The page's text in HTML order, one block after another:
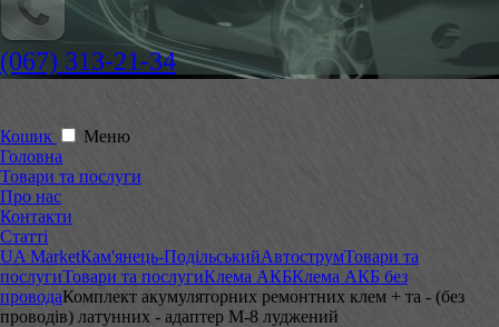
(067) 313-21-34
Кошик
Меню
Головна
Товари та послуги
Про нас
Контакти
Статті
UA MarketКам'янець-ПодільськийАвтострумТовари та
послугиТовари та послугиКлема АКБКлема АКБ без
проводаКомплект акумуляторних ремонтних клем + та - (без
проводів) латунних - адаптер М-8 луджений